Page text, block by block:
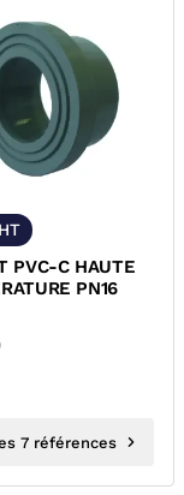
PVC-C HAUTE
PN16
7 références